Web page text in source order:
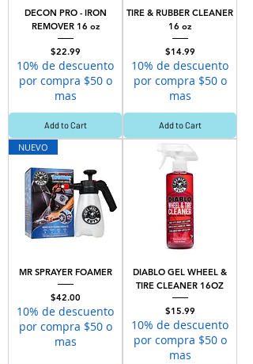
DECON PRO - IRON
REMOVER 16 oz
Price
$22.99
10% de descuento
por compra $50 o
mas
Add to Cart
TIRE & RUBBER CLEANER
16 oz
Price
$14.99
10% de descuento
por compra $50 o
mas
Add to Cart
NUEVO
MR SPRAYER FOAMER
Price
$42.00
10% de descuento
por compra $50 o
mas
DIABLO GEL WHEEL &
TIRE CLEANER 16OZ
Price
$15.99
10% de descuento
por compra $50 o
mas